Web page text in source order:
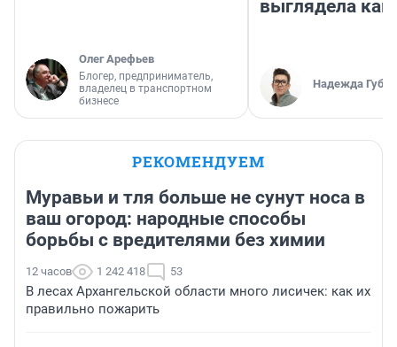
Олег Арефьев
Блогер, предприниматель,
владелец в транспортном
бизнесе
выглядела как
Надежда
РЕКОМЕНДУЕМ
Муравьи и тля больше не сунут носа в
ваш огород: народные способы
борьбы с вредителями без химии
12 часов 1 242 418 53
В лесах Архангельской области много лисичек: как их
правильно пожарить